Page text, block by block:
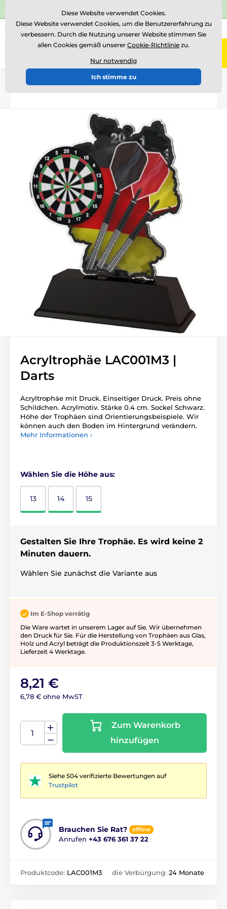
⭐Siehe 504 verifizierte Bewertungen auf
Rufen Sie uns an (Mo-Fr 15-18) +43 676 361 37 22
0
Einführung Acryltrophäen
Acryltrophäe LAC001M3 |
Darts
Acryltrophäe mit Druck. Einseitiger Druck. Preis ohne
Schildchen. Acrylmotiv. Stärke 0.4 cm. Sockel Schwarz.
Höhe der Trophäen sind Orientierungsbeispiele. Wir
können auch den Boden im Hintergrund verändern.
Mehr Informationen ›
Wählen Sie die Höhe aus:
13 14 15
Gestalten Sie Ihre Trophäe. Es wird keine 2
Minuten dauern.
Wählen Sie zunächst die Variante aus
Im E-Shop vorrätig
Die Ware wartet in unserem Lager auf Sie. Wir übernehmen
den Druck für Sie. Für die Herstellung von Trophäen aus Glas,
Holz und Acryl beträgt die Produktionszeit 3-5 ​​Werktage,
Lieferzeit 4 Werktage.
8,21 €
6,78 € ohne MwST
Zum Warenkorb
hinzufügen
Siehe 504 verifizierte Bewertungen auf
Trustpilot
Brauchen Sie Rat? offline
Anrufen +43 676 361 37 22
Produktcode: LAC001M3 die Verbürgung: 24 Monate
Diese Website verwendet Cookies.
Diese Website verwendet Cookies, um die Benutzererfahrung zu
verbessern. Durch die Nutzung unserer Website stimmen Sie
allen Cookies gemäß unserer Cookie-Richtlinie zu.
Nur notwendig
Ich stimme zu